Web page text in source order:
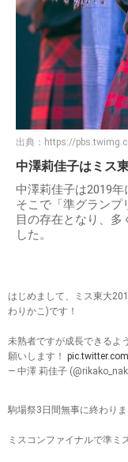
出典： https://
中澤莉佳子はミス
中澤莉佳子は2019年
そこで「準グランプ
目の存在となり、多
した。
はじめまして、ミス東大
わりかこ)です！
未熟者ですが成長できるよ
願いします！
— 中澤 莉佳子
駒場祭3日間無事に終わり
ミスコンファイナルで準ミ